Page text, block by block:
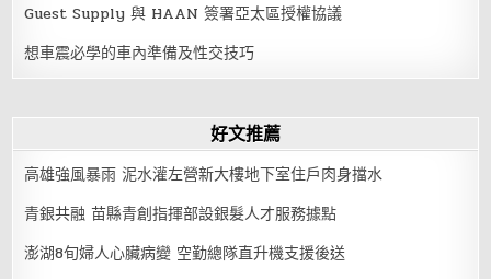
Guest Supply 與 HAAN 簽署亞太區授權協議
想車震必學的車內準備及性交技巧
好文推薦
高雄強風暴雨 泥水灌左營新大樓地下室住戶肉身擋水
青銀共融 苗縣青創指揮部設銀髮人才服務據點
澎湖8旬婦人心臟病變 空勤總隊直升機支援後送